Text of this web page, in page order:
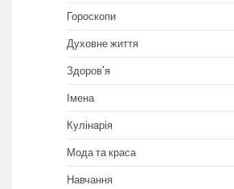
Гороскопи
Духовне життя
Здоров'я
Імена
Кулінарія
Мода та краса
Навчання